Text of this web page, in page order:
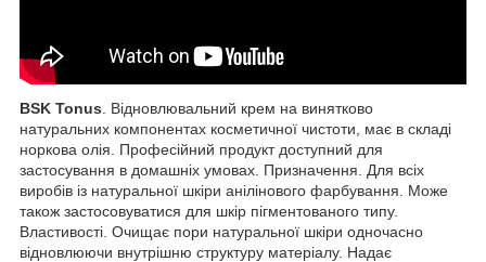
BSK Tonus . Відновлювальний крем на винятково
натуральних компонентах косметичної чистоти, має в складі
норкова олія. Професійний продукт доступний для
застосування в домашніх умовах. Призначення. Для всіх
виробів із натуральної шкіри анілінового фарбування. Може
також застосовуватися для шкір пігментованого типу.
Властивості. Очищає пори натуральної шкіри одночасно
відновлюючи внутрішню структуру матеріалу. Надає